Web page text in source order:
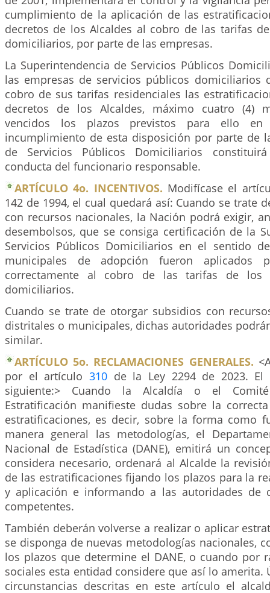
cumplimiento de la aplicación de las
decretos de los Alcaldes al cobro de las tarifas
domiciliarios, por parte de las empresas.
La Superintendencia de Servicios Públicos
las empresas de servicios públicos domiciliarios
cobro de sus tarifas residenciales las
decretos de los Alcaldes, máximo cuatro (4)
vencidos los plazos previstos para ello
incumplimiento de esta disposición por parte de
de Servicios Públicos Domiciliarios
conducta del funcionario responsable.
ARTÍCULO 4o. INCENTIVOS. Modifícase el
142 de 1994, el cual quedará así: Cuando se trate
con recursos nacionales, la Nación podrá exigir,
desembolsos, que se consiga certificación de la
Servicios Públicos Domiciliarios en el sentido
municipales de adopción fueron aplicados
correctamente al cobro de las tarifas de los
domiciliarios.
Cuando se trate de otorgar subsidios con
distritales o municipales, dichas autoridades
similar.
ARTÍCULO 5o. RECLAMACIONES GENERALES.
por el artículo 310de la Ley 2294 de 2023. El
siguiente:> Cuando la Alcaldía o el
Estratificación manifieste dudas sobre la
estratificaciones, es decir, sobre la forma como
manera general las metodologías, el
Nacional de Estadística (DANE), emitirá un
considera necesario, ordenará al Alcalde la
de las estratificaciones fijando los plazos para la
y aplicación e informando a las autoridades de
competentes.
También deberán volverse a realizar o aplicar
se disponga de nuevas metodologías nacionales,
los plazos que determine el DANE, o cuando por
sociales esta entidad considere que así lo amerita.
circunstancias descritas en este artículo el